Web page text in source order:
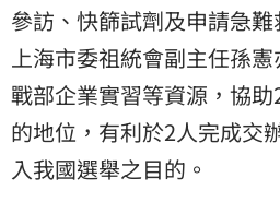
參訪、快篩試劑及申請急
上海市委祖統會副主任孫
戰部企業實習等資源，協
的地位，有利於2人完成交
入我國選舉之目的。